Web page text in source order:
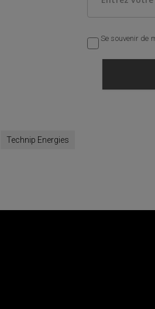
Se souvenir de
Technip Energies